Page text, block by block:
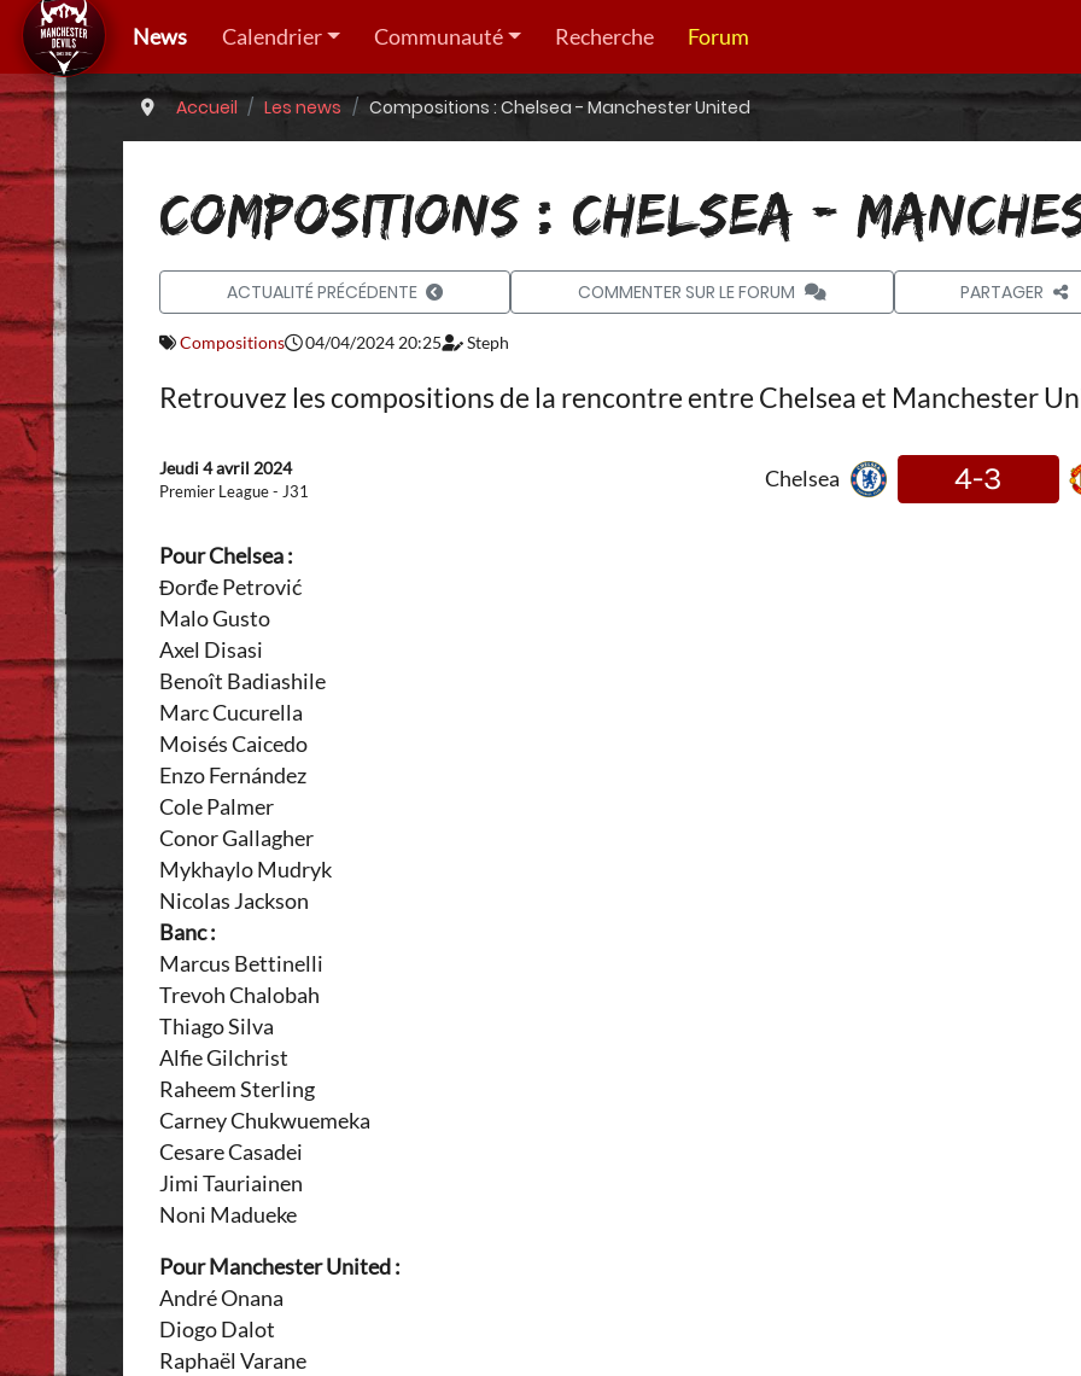
News Calendrier Communauté Recherche Forum
Accueil Les news Compositions : Chelsea - Manchester United
COMPOSITIONS : CHELSEA -
ACTUALITÉ PRÉCÉDENTE COMMENTER SUR LE FORUM PARTAGER
Compositions 04/04/2024 20:25 Steph
Retrouvez les compositions de la rencontre entre Chelsea et Manchester
Jeudi 4 avril 2024
Premier League - J31 Chelsea 4-3
Pour Chelsea :
Đorđe Petrović
Malo Gusto
Axel Disasi
Benoît Badiashile
Marc Cucurella
Moisés Caicedo
Enzo Fernández
Cole Palmer
Conor Gallagher
Mykhaylo Mudryk
Nicolas Jackson
Banc :
Marcus Bettinelli
Trevoh Chalobah
Thiago Silva
Alfie Gilchrist
Raheem Sterling
Carney Chukwuemeka
Cesare Casadei
Jimi Tauriainen
Noni Madueke
Pour Manchester United :
André Onana
Diogo Dalot
Raphaël Varane